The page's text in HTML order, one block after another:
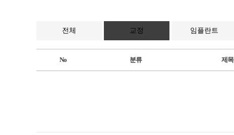
전체 교정 임플란트
No 분류 제목